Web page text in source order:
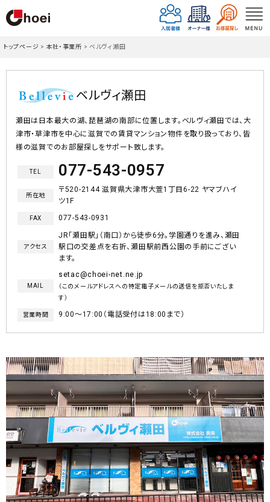
トップページ > 本社・事業所 > ベルヴィ瀬田
ベルヴィ瀬田
瀬田は日本最大の湖、琵琶湖の南部に位置します。ベルヴィ瀬田では、大
津市・草津市を中心に滋賀での賃貸マンション物件を取り扱っており、皆
様の滋賀でのお部屋探しをサポート致します。
TEL 077-543-0957
所在地
〒520-2144 滋賀県大津市大萱1丁目6-22 ヤマブハイ
ツ1F
FAX 077-543-0931
アクセス
JR「瀬田駅」（南口）から徒歩6分。学園通りを進み、瀬田
駅口の交差点を右折、瀬田駅前西公園の手前にござい
ます。
MAIL
setac@choei-net.ne.jp
（このメールアドレスへの特定電子メールの送信を拒否いたしま
す）
営業時間 9:00～17:00（電話受付は18:00まで）